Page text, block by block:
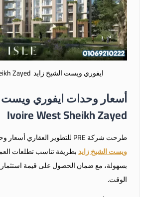
ايفوري ويست الشيخ زايد Ivoire West Sheikh Zayed
أسعار وحدات ايفوري ويست
Ivoire West Sheikh Zayed
طرحت شركة PRE للتطوير العقاري أسعار وحدات
ويست الشيخ زايدبطريقة تناسب تطلعات
بسهولة، مع ضمان الحصول على قيمة
الوقت.